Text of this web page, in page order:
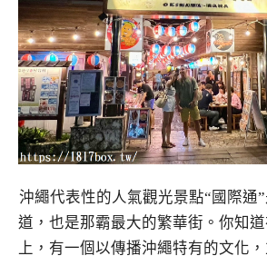
沖繩代表性的人氣觀光景點“國際通
道，也是那霸最大的繁華街。你知
上，有一個以傳播沖繩特有的文化